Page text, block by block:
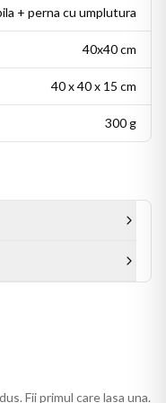
birou personalizat.
+ perna cu umplutura
40x40 cm
40 x 40 x 15 cm
300 g
Fii primul care lasa una.